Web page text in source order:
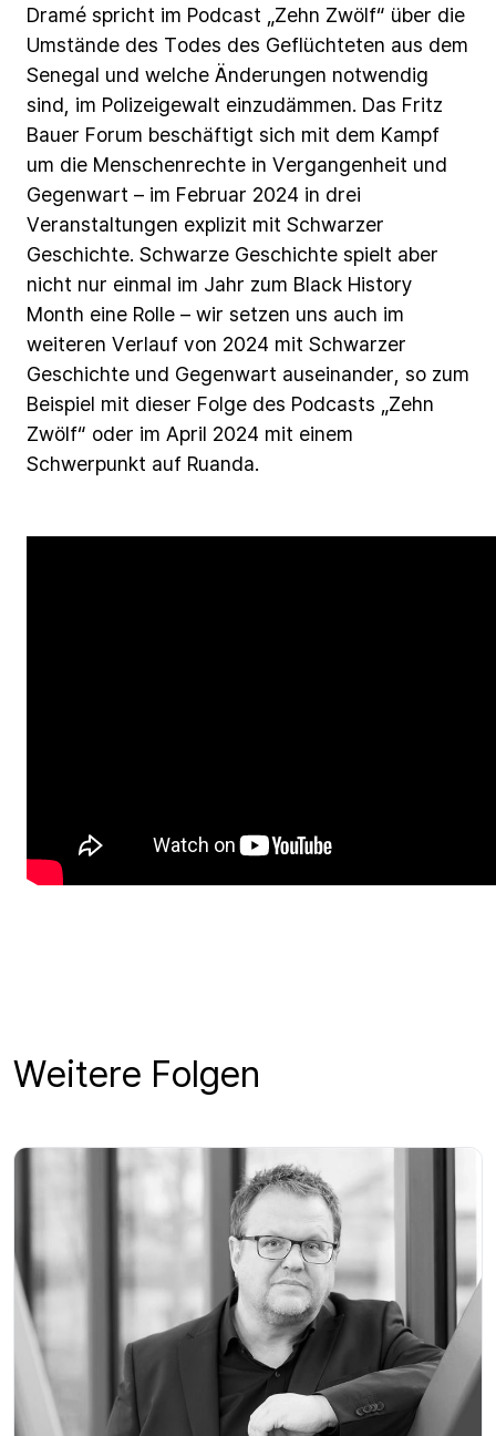
Dramé spricht im Podcast „Zehn Zwölf“ über die
Umstände des Todes des Geflüchteten aus dem
Senegal und welche Änderungen notwendig
sind, im Polizeigewalt einzudämmen. Das Fritz
Bauer Forum beschäftigt sich mit dem Kampf
um die Menschenrechte in Vergangenheit und
Gegenwart – im Februar 2024 in drei
Veranstaltungen explizit mit Schwarzer
Geschichte. Schwarze Geschichte spielt aber
nicht nur einmal im Jahr zum Black History
Month eine Rolle – wir setzen uns auch im
weiteren Verlauf von 2024 mit Schwarzer
Geschichte und Gegenwart auseinander, so zum
Beispiel mit dieser Folge des Podcasts „Zehn
Zwölf“ oder im April 2024 mit einem
Schwerpunkt auf Ruanda.
Weitere Folgen